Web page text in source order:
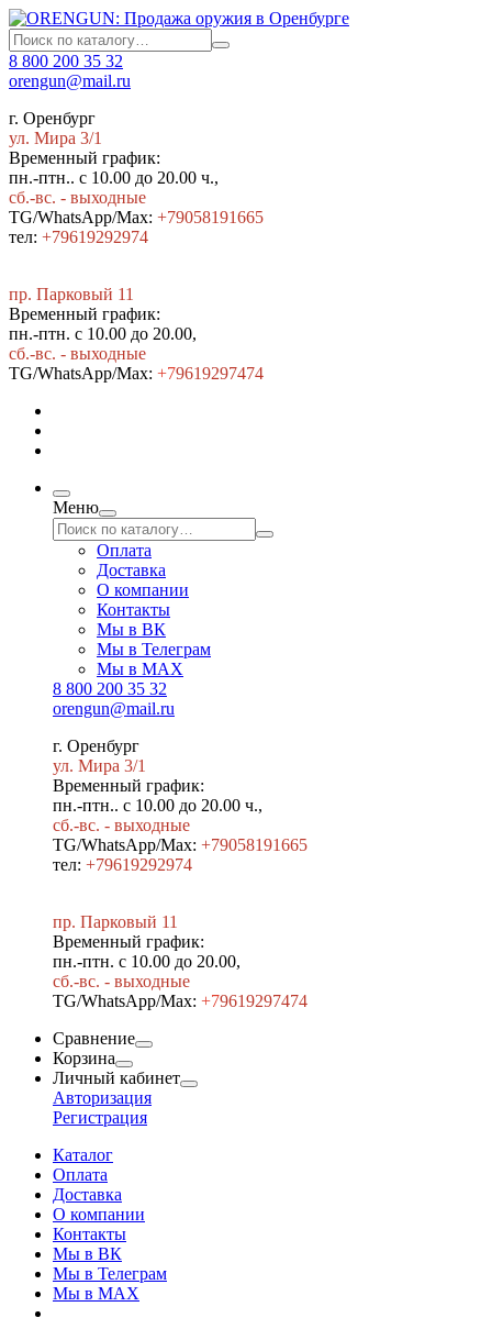
8 800 200 35 32
orengun@mail.ru
г. Оренбург
ул. Мира 3/1
Временный график:
пн.-птн.. с 10.00 до 20.00 ч.,
сб.-вс. - выходные
TG/WhatsApp/Max: +79058191665
тел: +79619292974
пр. Парковый 11
Временный график:
пн.-птн. с 10.00 до 20.00,
сб.-вс. - выходные
TG/WhatsApp/Max: +79619297474
Меню
Оплата
Доставка
О компании
Контакты
Мы в ВК
Мы в Телеграм
Мы в МAX
8 800 200 35 32
orengun@mail.ru
г. Оренбург
ул. Мира 3/1
Временный график:
пн.-птн.. с 10.00 до 20.00 ч.,
сб.-вс. - выходные
TG/WhatsApp/Max: +79058191665
тел: +79619292974
пр. Парковый 11
Временный график:
пн.-птн. с 10.00 до 20.00,
сб.-вс. - выходные
TG/WhatsApp/Max: +79619297474
Сравнение
Корзина
Личный кабинет
Авторизация
Регистрация
Каталог
Оплата
Доставка
О компании
Контакты
Мы в ВК
Мы в Телеграм
Мы в МAX